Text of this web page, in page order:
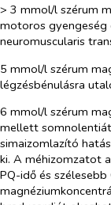
> 3 mmol/l szérum
motoros gyengeség
neuromuscularis
5 mmol/l szérum
légzésbénulásra
6 mmol/l szérum
mellett
simaizomlazító
ki. A méhizomzatot
PQ-idő és